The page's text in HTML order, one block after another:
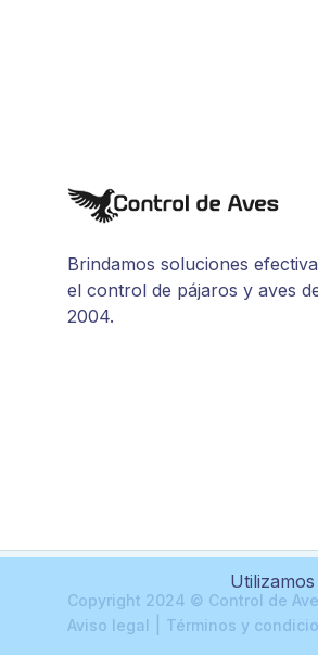
Brindamos soluciones
el control de pájaros y aves
2004.
Copyright 2024 © Control de
Aviso legal
Términos y